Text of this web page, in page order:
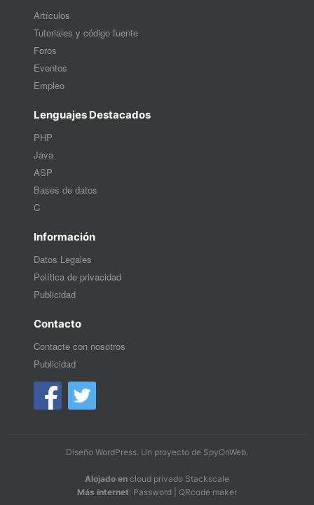
Artículos
Tutoriales y código fuente
Foros
Eventos
Empleo
Lenguajes Destacados
PHP
Java
ASP
Bases de datos
C
Información
Datos Legales
Política de privacidad
Publicidad
Contacto
Contacte con nosotros
Publicidad
Diseño WordPress. Un proyecto de SpyOnWeb.
Alojado en cloud privado Stackscale
Más internet: Password QRcode maker